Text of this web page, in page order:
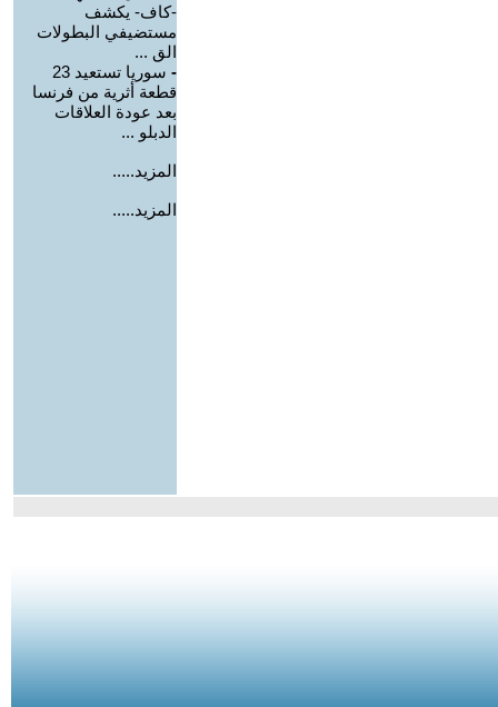
-كاف- يكشف
مستضيفي البطولات
الق ...
-
سوريا تستعيد 23
قطعة أثرية من فرنسا
بعد عودة العلاقات
الدبلو ...
المزيد.....
المزيد.....